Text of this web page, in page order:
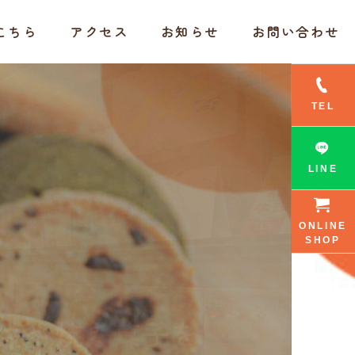
ちら アクセス お知らせ お問い合わせ
TEL
LINE
ONLINE
SHOP